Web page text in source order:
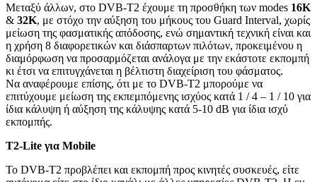
Μεταξύ άλλων, στο DVB-T2 έχουμε τη προσθήκη των modes 16K
& 32K, με στόχο την αύξηση του μήκους του Guard Interval, χωρίς
μείωση της φασματικής απόδοσης, ενώ σημαντική τεχνική είναι και
η χρήση 8 διαφορετικών και διάσπαρτων πιλότων, προκειμένου η
διαμόρφωση να προσαρμόζεται ανάλογα με την εκάστοτε εκπομπή
κι έτσι να επιτυγχάνεται η βέλτιστη διαχείριση του φάσματος.
Να αναφέρουμε επίσης, ότι με το DVB-T2 μπορούμε να
επιτύχουμε μείωση της εκπεμπόμενης ισχύος κατά 1 / 4 – 1 / 10 για
ίδια κάλυψη ή αύξηση της κάλυψης κατά 5-10 dB για ίδια ισχύ
εκπομπής.
T2-Lite για Mobile
Το DVB-T2 προβλέπει και εκπομπή προς κινητές συσκευές, είτε